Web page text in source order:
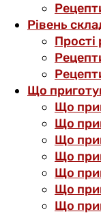
Рівень
Прості
Що
Що
Що
Що
Що
Що
Що
Що